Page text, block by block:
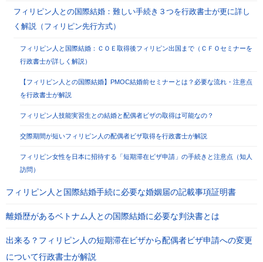
フィリピン人との国際結婚：難しい手続き３つを行政書士が更に詳し
く解説（フィリピン先行方式）
フィリピン人と国際結婚：ＣＯＥ取得後フィリピン出国まで（ＣＦＯセミナーを
行政書士が詳しく解説）
【フィリピン人との国際結婚】PMOC結婚前セミナーとは？必要な流れ・注意点
を行政書士が解説
フィリピン人技能実習生との結婚と配偶者ビザの取得は可能なの？
交際期間が短いフィリピン人の配偶者ビザ取得を行政書士が解説
フィリピン女性を日本に招待する「短期滞在ビザ申請」の手続きと注意点（知人
訪問）
フィリピン人と国際結婚手続に必要な婚姻届の記載事項証明書
離婚歴があるベトナム人との国際結婚に必要な判決書とは
出来る？フィリピン人の短期滞在ビザから配偶者ビザ申請への変更
について行政書士が解説